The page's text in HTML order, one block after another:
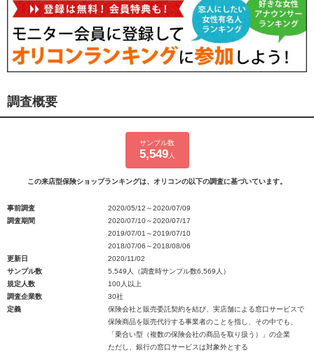
調査概要
サンプル数
5,549人
この来店型保険ショップランキングは、オリコンの以下の調査に基づいています。
事前調査
2020/05/12～2020/07/09
調査期間
2020/07/10～2020/07/17
2019/07/01～2019/07/10
2018/07/06～2018/08/06
更新日
2020/11/02
サンプル数
5,549人（調査時サンプル数6,569人）
規定人数
100人以上
調査企業数
30社
定義
保険会社と販売委託契約を結び、実店舗による窓口サービスで
保険商品を販売代行する事業者のことを指し、その中でも、
「乗合い型（複数の保険会社の商品を取り扱う）」の企業
ただし、銀行の窓口サービスは対象外とする